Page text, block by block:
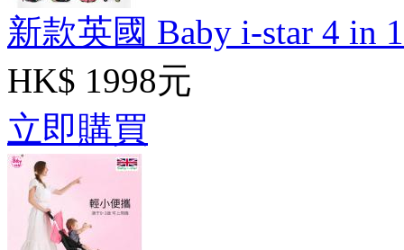
新款英國 Baby i-star 4 in
HK$ 1998元
立即購買